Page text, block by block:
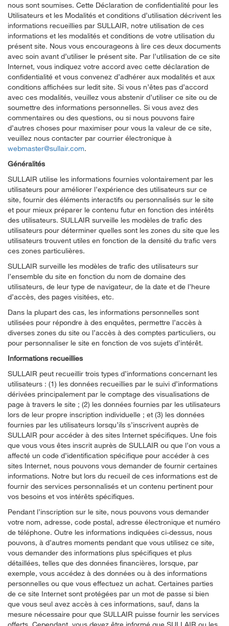
nous sont soumises. Cette Déclaration de confidentialité pour les
Utilisateurs et les Modalités et conditions d’utilisation décrivent les
informations recueillies par SULLAIR, notre utilisation de ces
informations et les modalités et conditions de votre utilisation du
présent site. Nous vous encourageons à lire ces deux documents
avec soin avant d’utiliser le présent site. Par l’utilisation de ce site
Internet, vous indiquez votre accord avec cette déclaration de
confidentialité et vous convenez d’adhérer aux modalités et aux
conditions affichées sur ledit site. Si vous n’êtes pas d’accord
avec ces modalités, veuillez vous abstenir d’utiliser ce site ou de
soumettre des informations personnelles. Si vous avez des
commentaires ou des questions, ou si nous pouvons faire
d’autres choses pour maximiser pour vous la valeur de ce site,
veuillez nous contacter par courrier électronique à
webmaster@sullair.com.
Généralités
SULLAIR utilise les informations fournies volontairement par les
utilisateurs pour améliorer l’expérience des utilisateurs sur ce
site, fournir des éléments interactifs ou personnalisés sur le site
et pour mieux préparer le contenu futur en fonction des intérêts
des utilisateurs. SULLAIR surveille les modèles de trafic des
utilisateurs pour déterminer quelles sont les zones du site que les
utilisateurs trouvent utiles en fonction de la densité du trafic vers
ces zones particulières.
SULLAIR surveille les modèles de trafic des utilisateurs sur
l’ensemble du site en fonction du nom de domaine des
utilisateurs, de leur type de navigateur, de la date et de l’heure
d’accès, des pages visitées, etc.
Dans la plupart des cas, les informations personnelles sont
utilisées pour répondre à des enquêtes, permettre l’accès à
diverses zones du site ou l’accès à des comptes particuliers, ou
pour personnaliser le site en fonction de vos sujets d’intérêt.
Informations recueillies
SULLAIR peut recueillir trois types d’informations concernant les
utilisateurs : (1) les données recueillies par le suivi d’informations
dérivées principalement par le comptage des visualisations de
page à travers le site ; (2) les données fournies par les utilisateurs
lors de leur propre inscription individuelle ; et (3) les données
fournies par les utilisateurs lorsqu’ils s’inscrivent auprès de
SULLAIR pour accéder à des sites Internet spécifiques. Une fois
que vous vous êtes inscrit auprès de SULLAIR ou que l’on vous a
affecté un code d’identification spécifique pour accéder à ces
sites Internet, nous pouvons vous demander de fournir certaines
informations. Notre but lors du recueil de ces informations est de
fournir des services personnalisés et un contenu pertinent pour
vos besoins et vos intérêts spécifiques.
Pendant l’inscription sur le site, nous pouvons vous demander
votre nom, adresse, code postal, adresse électronique et numéro
de téléphone. Outre les informations indiquées ci-dessus, nous
pouvons, à d’autres moments pendant que vous utilisez ce site,
vous demander des informations plus spécifiques et plus
détaillées, telles que des données financières, lorsque, par
exemple, vous accédez à des données ou à des informations
personnelles ou que vous effectuez un achat. Certaines parties
de ce site Internet sont protégées par un mot de passe si bien
que vous seul avez accès à ces informations, sauf, dans la
mesure nécessaire pour que SULLAIR puisse fournir les services